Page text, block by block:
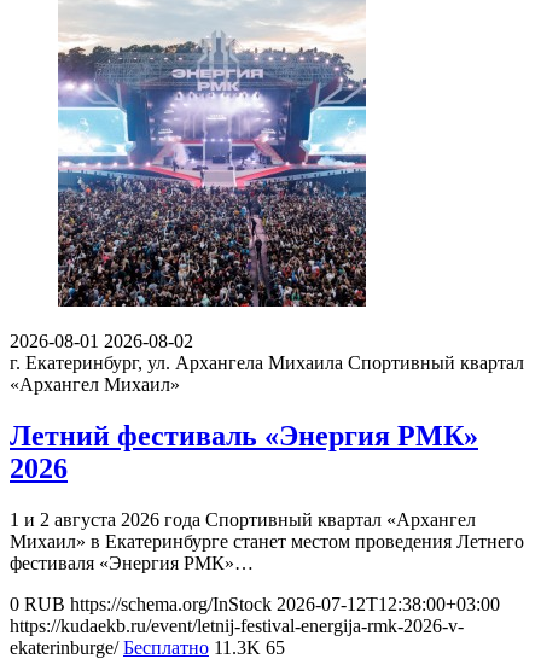
2026-08-01 2026-08-02
г. Екатеринбург, ул. Архангела Михаила Спортивный квартал
«Архангел Михаил»
Летний фестиваль «Энергия РМК»
2026
1 и 2 августа 2026 года Спортивный квартал «Архангел
Михаил» в Екатеринбурге станет местом проведения Летнего
фестиваля «Энергия РМК»…
0 RUB https://schema.org/InStock 2026-07-12T12:38:00+03:00
https://kudaekb.ru/event/letnij-festival-energija-rmk-2026-v-
ekaterinburge/ Бесплатно 11.3K 65